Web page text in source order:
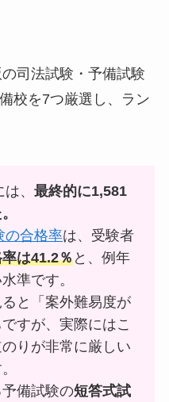
司法試験・予備試験
校を7つ厳選し、ラン
は、最終的に1,581
の合格率は、受験者
は41.2％と、例年
準です。
と「案外難易度が
すが、実際にはこ
りが非常に厳しい
備試験の短答式試